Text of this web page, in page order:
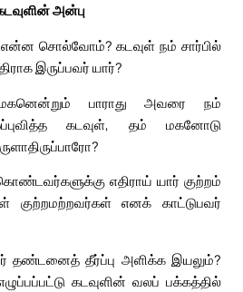
அன்பு
என்ன சொல்வோம்? கடவுள் நம் சார்பில்
இருப்பவர் யார்?
பாராது அவரை நம்
கடவுள், தம் மகனோடு
எதிராய் யார் குற்றம்
குற்றமற்றவர்கள் எனக் காட்டுபவர்
தண்டனைத் தீர்ப்பு அளிக்க இயலும்?
கடவுளின் வலப் பக்கத்தில்